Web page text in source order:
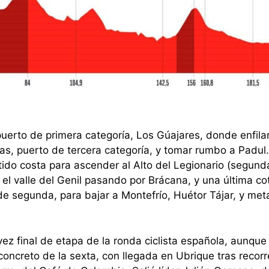
de primera categoría, Los Gúajares, donde
puerto de tercera categoría, y tomar rumbo a
costa para ascender al Alto del Legionario
valle del Genil pasando por Brácana, y una última
segunda, para bajar a Montefrío, Huétor Tájar, y
final de etapa de la ronda ciclista española,
de la sexta, con llegada en Ubrique tras